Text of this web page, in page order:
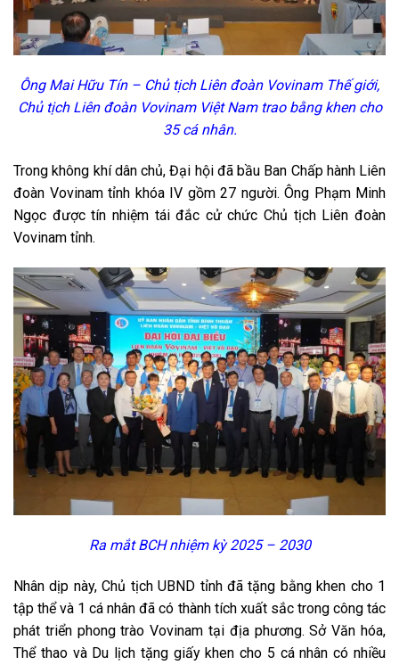
Ông Mai Hữu Tín – Chủ tịch Liên đoàn Vovinam Thế giới,
Chủ tịch Liên đoàn Vovinam Việt Nam trao bằng khen cho
35 cá nhân.
Trong không khí dân chủ, Đại hội đã bầu Ban Chấp hành Liên
đoàn Vovinam tỉnh khóa IV gồm 27 người. Ông Phạm Minh
Ngọc được tín nhiệm tái đắc cử chức Chủ tịch Liên đoàn
Vovinam tỉnh.
Ra mắt BCH nhiệm kỳ 2025 – 2030
Nhân dịp này, Chủ tịch UBND tỉnh đã tặng bằng khen cho 1
tập thể và 1 cá nhân đã có thành tích xuất sắc trong công tác
phát triển phong trào Vovinam tại địa phương. Sở Văn hóa,
Thể thao và Du lịch tặng giấy khen cho 5 cá nhân có nhiều